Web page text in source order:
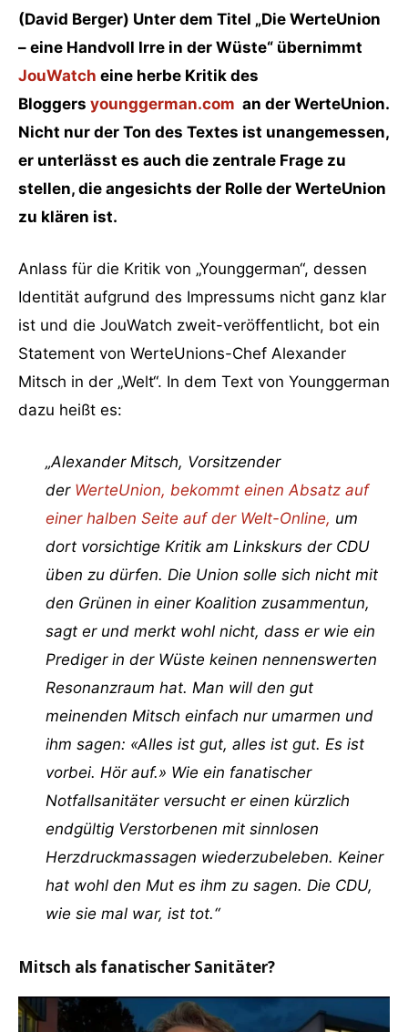
(David Berger) Unter dem Titel „Die WerteUnion
– eine Handvoll Irre in der Wüste“ übernimmt
JouWatch eine herbe Kritik des
Bloggers younggerman.com an der WerteUnion.
Nicht nur der Ton des Textes ist unangemessen,
er unterlässt es auch die zentrale Frage zu
stellen, die angesichts der Rolle der WerteUnion
zu klären ist.
Anlass für die Kritik von „Younggerman“, dessen
Identität aufgrund des Impressums nicht ganz klar
ist und die JouWatch zweit-veröffentlicht, bot ein
Statement von WerteUnions-Chef Alexander
Mitsch in der „Welt“. In dem Text von Younggerman
dazu heißt es:
„Alexander Mitsch, Vorsitzender
derWerteUnion, bekommt einen Absatz auf
einer halben Seite auf der Welt-Online, um
dort vorsichtige Kritik am Linkskurs der CDU
üben zu dürfen. Die Union solle sich nicht mit
den Grünen in einer Koalition zusammentun,
sagt er und merkt wohl nicht, dass er wie ein
Prediger in der Wüste keinen nennenswerten
Resonanzraum hat. Man will den gut
meinenden Mitsch einfach nur umarmen und
ihm sagen: «Alles ist gut, alles ist gut. Es ist
vorbei. Hör auf.» Wie ein fanatischer
Notfallsanitäter versucht er einen kürzlich
endgültig Verstorbenen mit sinnlosen
Herzdruckmassagen wiederzubeleben. Keiner
hat wohl den Mut es ihm zu sagen. Die CDU,
wie sie mal war, ist tot.“
Mitsch als fanatischer Sanitäter?